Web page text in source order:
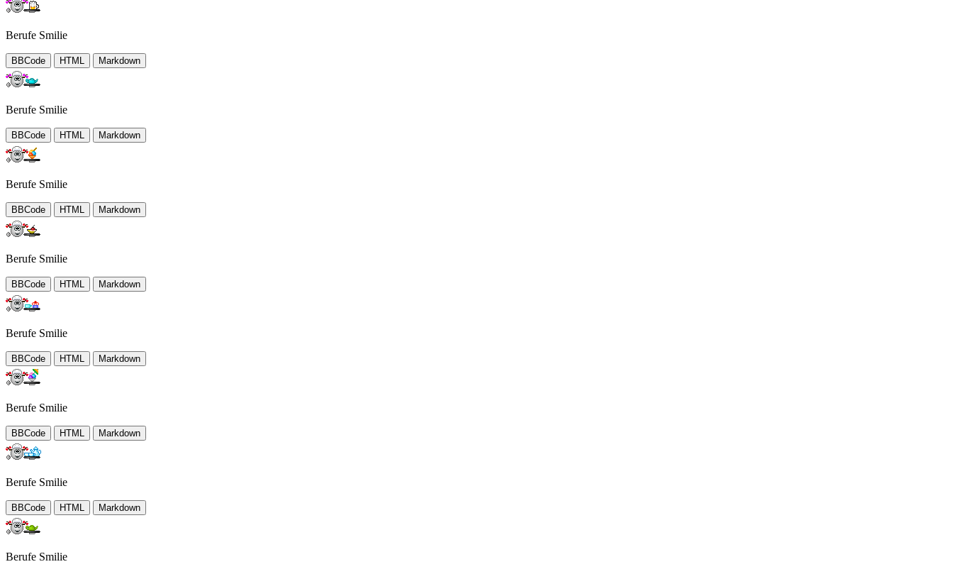
Berufe Smilie
BBCode HTML Markdown
Berufe Smilie
BBCode HTML Markdown
Berufe Smilie
BBCode HTML Markdown
Berufe Smilie
BBCode HTML Markdown
Berufe Smilie
BBCode HTML Markdown
Berufe Smilie
BBCode HTML Markdown
Berufe Smilie
BBCode HTML Markdown
Berufe Smilie